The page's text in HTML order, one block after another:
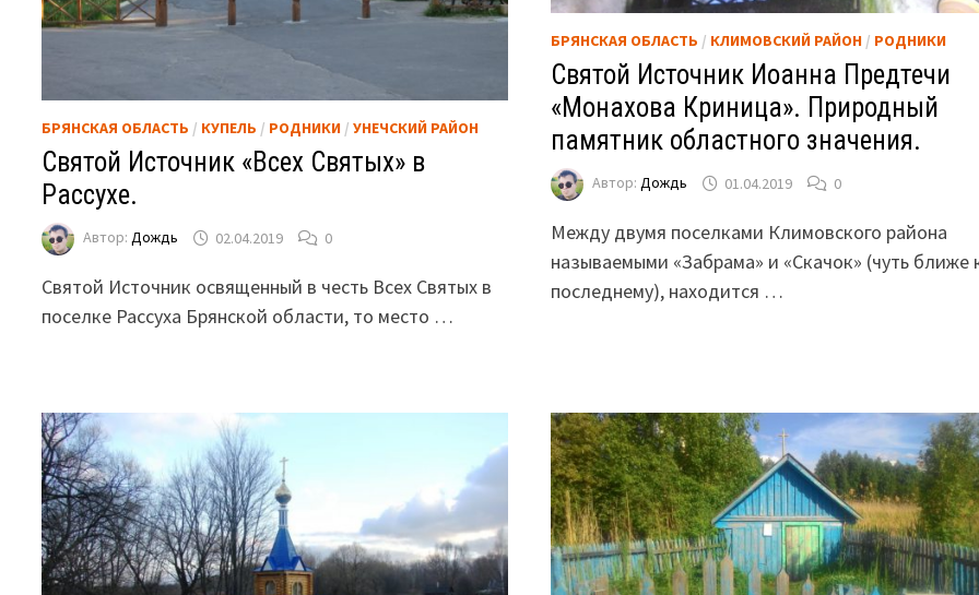
БРЯНСКАЯ ОБЛАСТЬ / КУПЕЛЬ / РОДНИКИ /УНЕЧСКИЙ РАЙОН
Святой Источник «Всех Святых» в
Рассухе.
Автор:Дождь 02.04.2019 0
Святой Источник освященный в честь Всех Святых в
поселке Рассуха Брянской области, то место …
БРЯНСКАЯ ОБЛАСТЬ / КЛИМОВСКИЙ РАЙОН/ РОДНИКИ
Святой Источник Иоанна Предтечи
«Монахова Криница». Природный
памятник областного значения.
Автор: Дождь 01.04.2019 0
Между двумя поселками Климовского района
называемыми «Забрама» и «Скачок» (чуть ближе
последнему), находится …